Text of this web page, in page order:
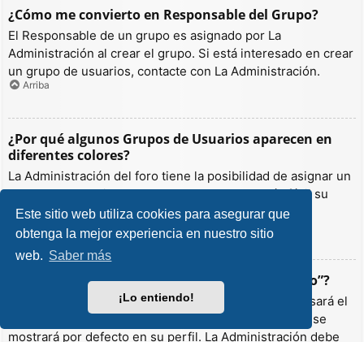
Este sitio web utiliza cookies para asegurar que
obtenga la mejor experiencia en nuestro sitio
web. Saber más
¡Lo entiendo!
¿Cómo me convierto en Responsable del Grupo?
El Responsable de un grupo es asignado por La
Administración al crear el grupo. Si está interesado en crear
un grupo de usuarios, contacte con La Administración.
Arriba
¿Por qué algunos Grupos de Usuarios aparecen en
diferentes colores?
La Administración del foro tiene la posibilidad de asignar un
color a los usuarios de un grupo para hacer más fácil su
identificación.
Arriba
¿Qué es un “Grupo de Usuarios predeterminado”?
Si es miembro de más de un grupo por defecto, se usará el
“predeterminado” para determinar qué color y rango se
mostrará por defecto en su perfil. La Administración debe